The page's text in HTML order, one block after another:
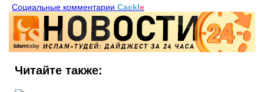
Социальные комментарии Cackle
Читайте также: